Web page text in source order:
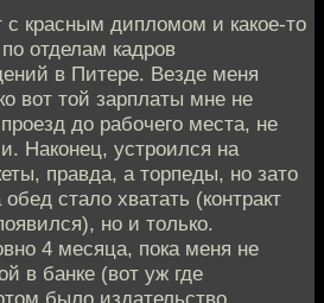
с красным дипломом и какое-то
отделам кадров
в Питере. Везде меня
вот той зарплаты мне не
до рабочего места, не
Наконец, устроился на
правда, а торпеды, но зато
стало хватать (контракт
но и только.
4 месяца, пока меня не
в банке (вот уж где
было издательство,